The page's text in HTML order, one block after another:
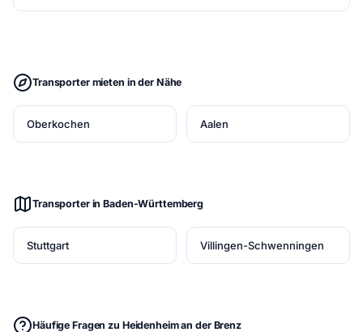
Transporter mieten in der Nähe
Oberkochen Aalen
Transporter in Baden-Württemberg
Stuttgart Villingen-Schwenningen
Häufige Fragen zu Heidenheim an der Brenz